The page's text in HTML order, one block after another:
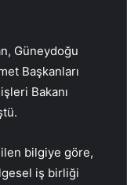
Güneydoğu
Başkanları
Bakanı
bilgiye göre,
iş birliği